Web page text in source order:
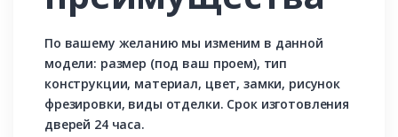
По вашему желанию мы изменим в данной
модели: размер (под ваш проем), тип
конструкции, материал, цвет, замки, рисунок
фрезировки, виды отделки. Срок изготовления
дверей 24 часа.